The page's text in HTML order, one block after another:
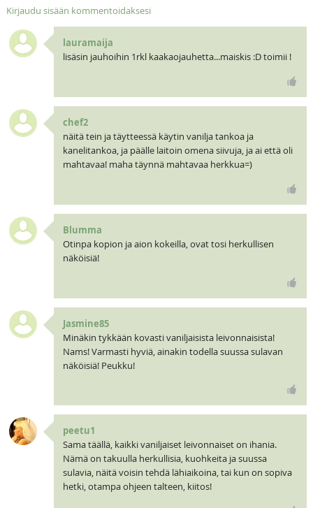
Kirjaudu sisään kommentoidaksesi
lauramaija
lisäsin jauhoihin 1rkl kaakaojauhetta...maiskis :D toimii !
chef2
näitä tein ja täytteessä käytin vanilja tankoa ja
kanelitankoa, ja päälle laitoin omena siivuja, ja ai että oli
mahtavaa! maha täynnä mahtavaa herkkua=)
Blumma
Otinpa kopion ja aion kokeilla, ovat tosi herkullisen
näköisiä!
Jasmine85
Minäkin tykkään kovasti vaniljaisista leivonnaisista!
Nams! Varmasti hyviä, ainakin todella suussa sulavan
näköisiä! Peukku!
peetu1
Sama täällä, kaikki vaniljaiset leivonnaiset on ihania.
Nämä on takuulla herkullisia, kuohkeita ja suussa
sulavia, näitä voisin tehdä lähiaikoina, tai kun on sopiva
hetki, otampa ohjeen talteen, kiitos!